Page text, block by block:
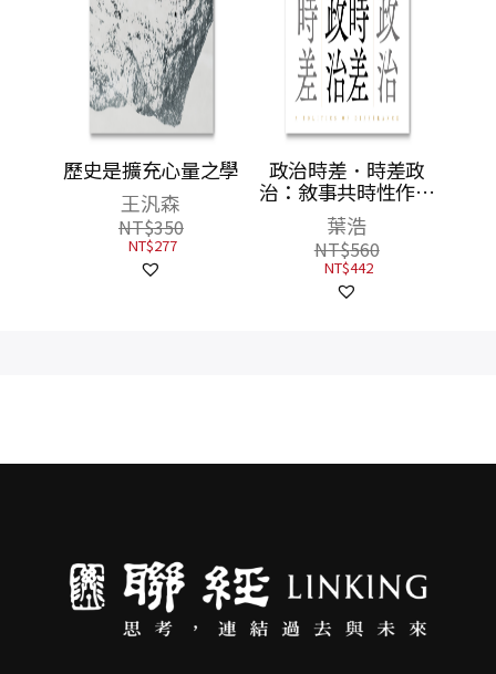
歷史是擴充心量之學
王汎森
NT$350
NT$277
政治時差．時差政
治：敘事共時性作為
民主政治的一種想像
葉浩
NT$560
NT$442